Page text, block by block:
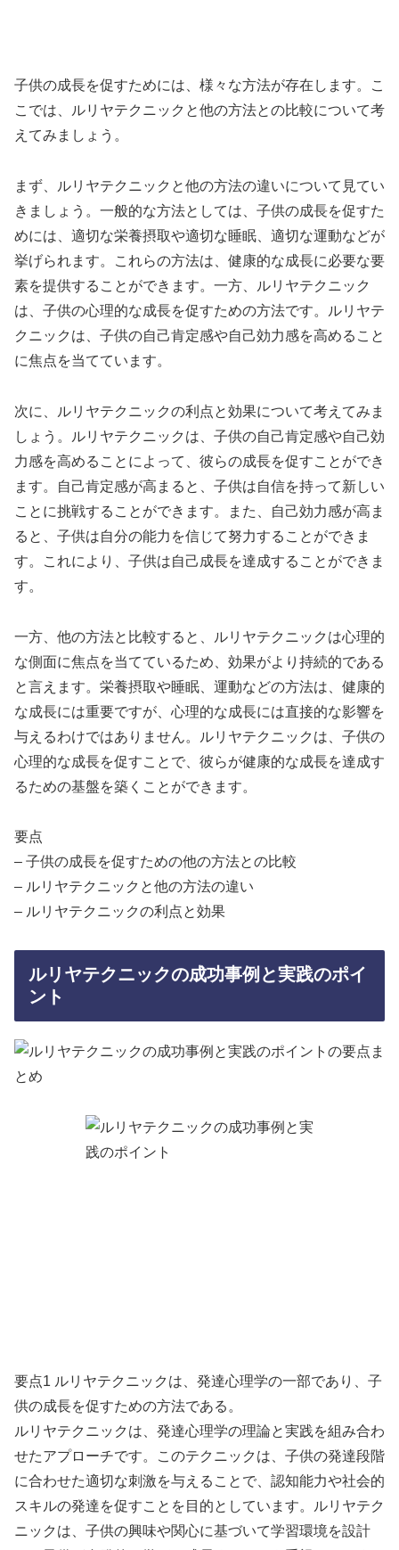
子供の成長を促すためには、様々な方法が存在します。こ
こでは、ルリヤテクニックと他の方法との比較について考
えてみましょう。
まず、ルリヤテクニックと他の方法の違いについて見てい
きましょう。一般的な方法としては、子供の成長を促すた
めには、適切な栄養摂取や適切な睡眠、適切な運動などが
挙げられます。これらの方法は、健康的な成長に必要な要
素を提供することができます。一方、ルリヤテクニック
は、子供の心理的な成長を促すための方法です。ルリヤテ
クニックは、子供の自己肯定感や自己効力感を高めること
に焦点を当てています。
次に、ルリヤテクニックの利点と効果について考えてみま
しょう。ルリヤテクニックは、子供の自己肯定感や自己効
力感を高めることによって、彼らの成長を促すことができ
ます。自己肯定感が高まると、子供は自信を持って新しい
ことに挑戦することができます。また、自己効力感が高ま
ると、子供は自分の能力を信じて努力することができま
す。これにより、子供は自己成長を達成することができま
す。
一方、他の方法と比較すると、ルリヤテクニックは心理的
な側面に焦点を当てているため、効果がより持続的である
と言えます。栄養摂取や睡眠、運動などの方法は、健康的
な成長には重要ですが、心理的な成長には直接的な影響を
与えるわけではありません。ルリヤテクニックは、子供の
心理的な成長を促すことで、彼らが健康的な成長を達成す
るための基盤を築くことができます。
要点
– 子供の成長を促すための他の方法との比較
– ルリヤテクニックと他の方法の違い
– ルリヤテクニックの利点と効果
ルリヤテクニックの成功事例と実践のポイ
ント
要点1 ルリヤテクニックは、発達心理学の一部であり、子
供の成長を促すための方法である。
ルリヤテクニックは、発達心理学の理論と実践を組み合わ
せたアプローチです。このテクニックは、子供の発達段階
に合わせた適切な刺激を与えることで、認知能力や社会的
スキルの発達を促すことを目的としています。ルリヤテク
ニックは、子供の興味や関心に基づいて学習環境を設計